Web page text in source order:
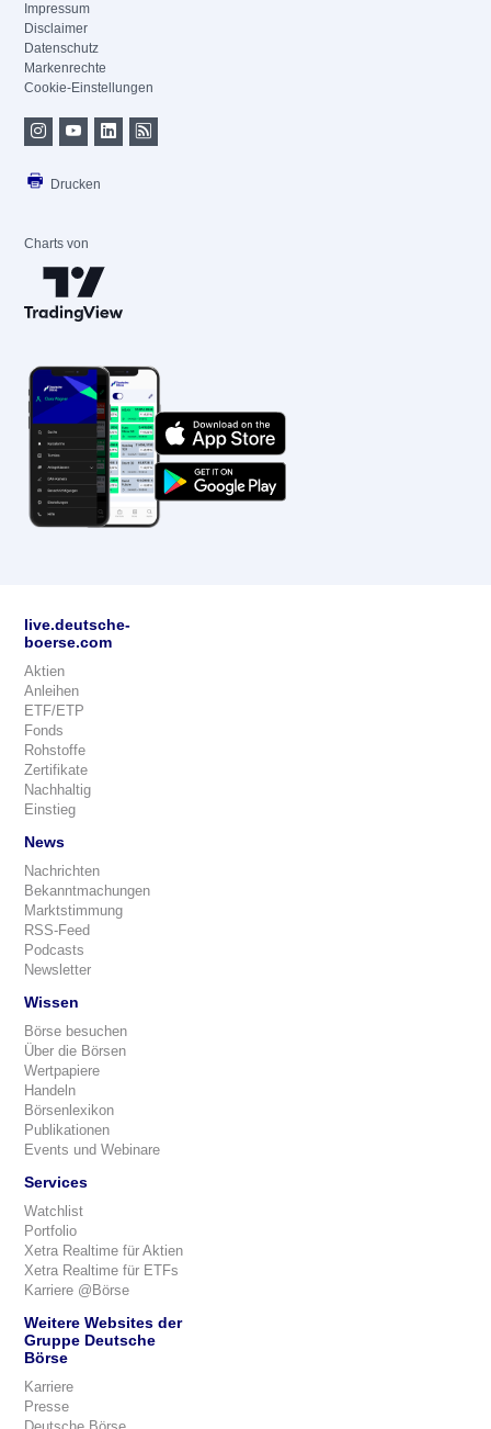
Impressum
Disclaimer
Datenschutz
Markenrechte
Cookie-Einstellungen
Drucken
Charts von
live.deutsche-
boerse.com
Aktien
Anleihen
ETF/ETP
Fonds
Rohstoffe
Zertifikate
Nachhaltig
Einstieg
News
Nachrichten
Bekanntmachungen
Marktstimmung
RSS-Feed
Podcasts
Newsletter
Wissen
Börse besuchen
Über die Börsen
Wertpapiere
Handeln
Börsenlexikon
Publikationen
Events und Webinare
Services
Watchlist
Portfolio
Xetra Realtime für Aktien
Xetra Realtime für ETFs
Karriere @Börse
Weitere Websites der
Gruppe Deutsche
Börse
Karriere
Presse